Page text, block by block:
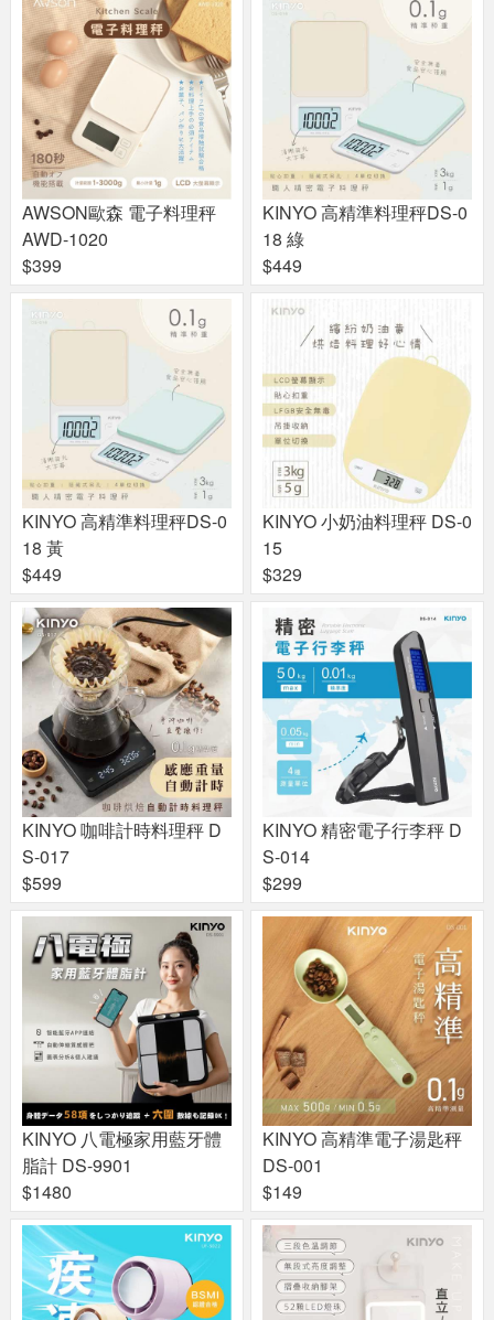
AWSON歐森 電子料理秤
AWD-1020
$399
KINYO 高精準料理秤DS-0
18 綠
$449
KINYO 高精準料理秤DS-0
18 黃
$449
KINYO 小奶油料理秤 DS-0
15
$329
KINYO 咖啡計時料理秤 D
S-017
$599
KINYO 精密電子行李秤 D
S-014
$299
KINYO 八電極家用藍牙體
脂計 DS-9901
$1480
KINYO 高精準電子湯匙秤
DS-001
$149